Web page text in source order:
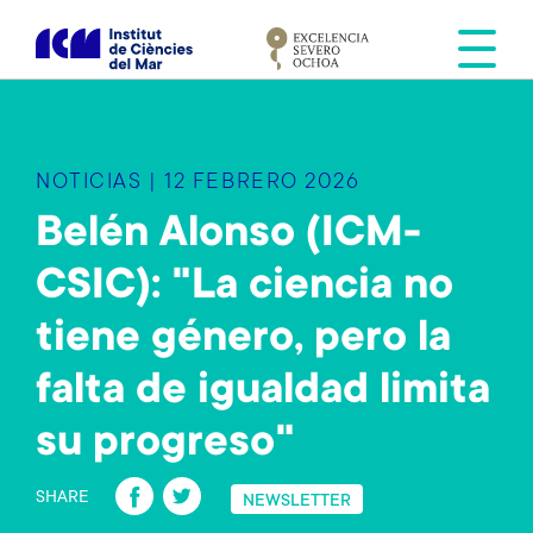
i
NOTICIAS | 12 FEBRERO 2026
Belén Alonso (ICM-
CSIC): "La ciencia no
tiene género, pero la
falta de igualdad limita
su progreso"
SHARE
Fa
NEWSLETTER